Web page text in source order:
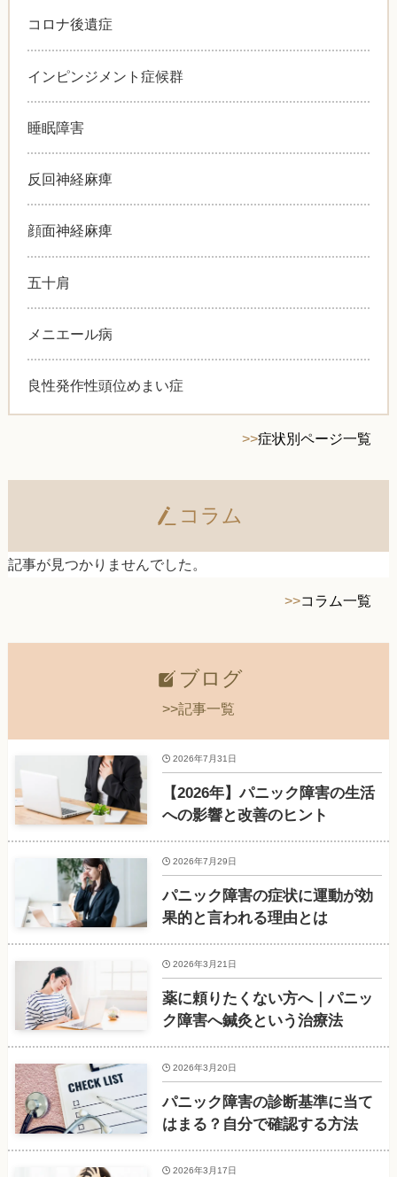
コロナ後遺症
インピンジメント症候群
睡眠障害
反回神経麻痺
顔面神経麻痺
五十肩
メニエール病
良性発作性頭位めまい症
>>症状別ページ一覧
コラム
記事が見つかりませんでした。
>>コラム一覧
ブログ
>>記事一覧
【2026年】パニック障害の生活
への影響と改善のヒント
2026年7月31日
パニック障害の症状に運動が効
果的と言われる理由とは
2026年7月29日
薬に頼りたくない方へ｜パニッ
ク障害へ鍼灸という治療法
2026年3月21日
パニック障害の診断基準に当て
はまる？自分で確認する方法
2026年3月20日
2026年3月17日